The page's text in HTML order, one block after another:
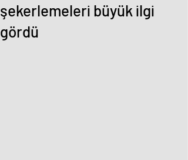
şekerlemeleri büyük ilgi
gördü